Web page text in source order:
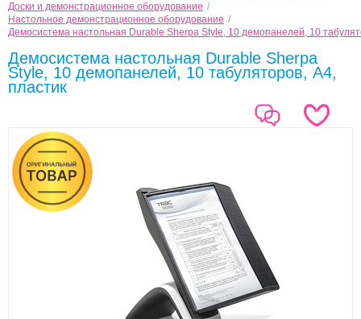
Доски и демонстрационное оборудование /
Настольное демонстрационное оборудование /
Демосистема настольная Durable Sherpa Style, 10 демопанелей, 10
Демосистема настольная Durable Sherpa
Style, 10 демопанелей, 10 табуляторов, А4,
пластик